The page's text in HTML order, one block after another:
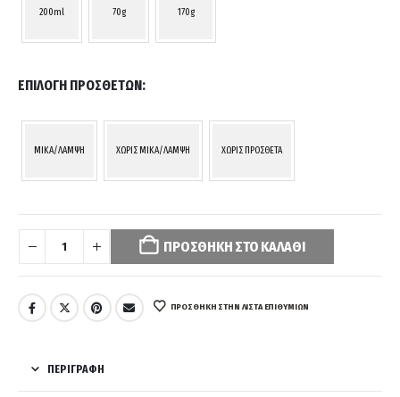
200ml 70g 170g
ΕΠΙΛΟΓΉ ΠΡΌΣΘΕΤΩΝ
MIKA/ΛΑΜΨΗ ΧΩΡΙΣ MIKA/ΛΑΜΨΗ ΧΩΡΙΣ ΠΡΟΣΘΕΤΑ
Your
selection
has
been
Please
product
options
ΠΡΟΣΘΉΚΗ ΣΤΟ ΚΑΛΆΘΙ
ΠΡΌΣΘΉΚΗ ΣΤΗΝ ΛΊΣΤΑ ΕΠΙΘΥΜΙΏΝ
ΠΕΡΙΓΡΑΦΉ